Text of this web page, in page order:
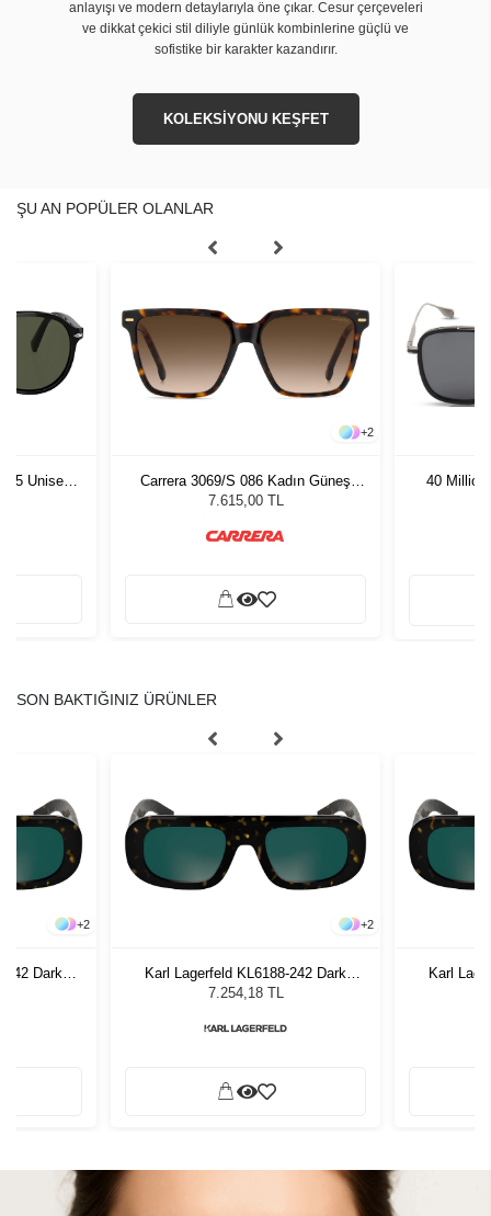
anlayışı ve modern detaylarıyla öne çıkar. Cesur çerçeveleri
ve dikkat çekici stil diliyle günlük kombinlerine güçlü ve
sofistike bir karakter kazandırır.
KOLEKSİYONU KEŞFET
ŞU AN POPÜLER OLANLAR
55 Unisex
+2
Carrera 3069/S 086 Kadın Güneş
Gözlüğü
7.615,00 TL
40 Million
SON BAKTIĞINIZ ÜRÜNLER
+2
242 Dark
+2
Karl Lagerfeld KL6188-242 Dark
Tortoise Kadın Güneş Gözlüğü
7.254,18 TL
Karl